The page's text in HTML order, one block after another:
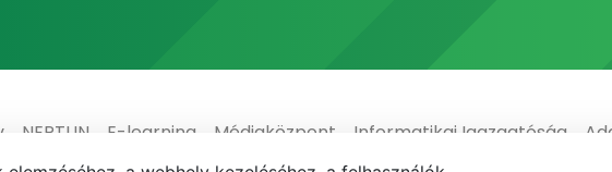
NEPTUN E-learning Médiaközpont Informatikai Igazgatóság